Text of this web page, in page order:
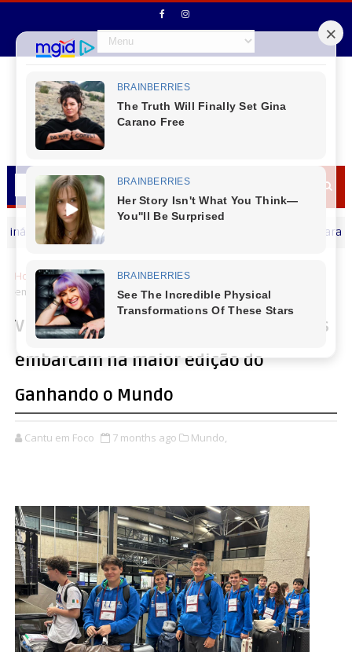
de Laranjeira Com apoio ativo da Câmara de
Home Mundo
Viagem para a Irlanda: mais 30 alunos
embarcam na maior edição do Ganhando o Mundo
Viagem para a Irlanda: mais 30 alunos
embarcam na maior edição do
Ganhando o Mundo
Cantu em Foco 7 months ago Mundo,